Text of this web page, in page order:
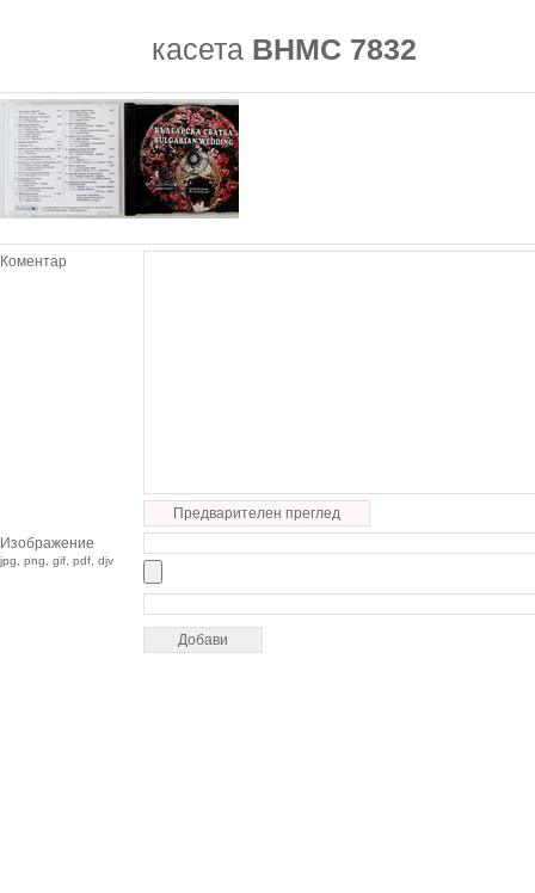
касета ВНМС 7832
Коментар
Предварителен преглед
Изображение
jpg, png, gif, pdf, djv